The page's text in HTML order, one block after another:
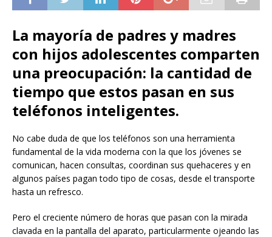
La mayoría de padres y madres
con hijos adolescentes comparten
una preocupación: la cantidad de
tiempo que estos pasan en sus
teléfonos inteligentes.
No cabe duda de que los teléfonos son una herramienta
fundamental de la vida moderna con la que los jóvenes se
comunican, hacen consultas, coordinan sus quehaceres y en
algunos países pagan todo tipo de cosas, desde el transporte
hasta un refresco.
Pero el creciente número de horas que pasan con la mirada
clavada en la pantalla del aparato, particularmente ojeando las